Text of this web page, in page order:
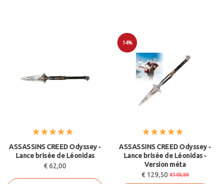
ASSASSINS CREED Odyssey -
Lance brisée de Léonidas
€ 62,00
14%
ASSASSINS CREED Odyssey -
Lance brisée de Léonidas -
Version méta
€ 129,50 €149,99